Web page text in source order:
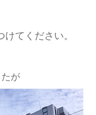
てください。
が